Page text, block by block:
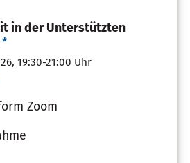
in der Unterstützten
*
19:30-21:00 Uhr
Zoom